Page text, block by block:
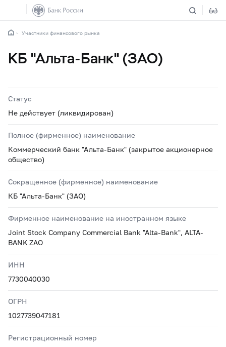
Участники финансового рынка
КБ "Альта-Банк" (ЗАО)
Статус
Не действует (ликвидирован)
Полное (фирменное) наименование
Коммерческий банк "Альта-Банк" (закрытое акционерное
общество)
Сокращенное (фирменное) наименование
КБ "Альта-Банк" (ЗАО)
Фирменное наименование на иностранном языке
Joint Stock Company Commercial Bank "Alta-Bank", ALTA-
BANK ZAO
ИНН
7730040030
ОГРН
1027739047181
Регистрационный номер